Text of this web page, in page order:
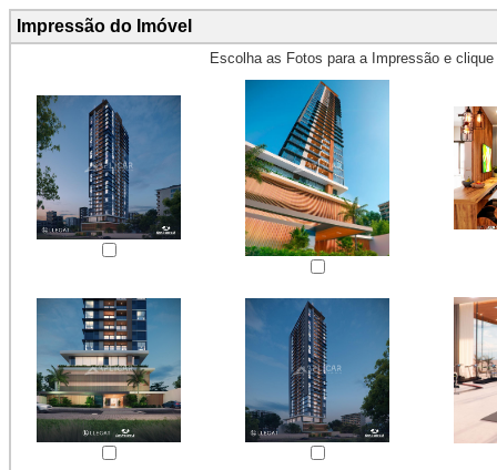
Impressão do Imóvel
Escolha as Fotos para a Impressão e clique